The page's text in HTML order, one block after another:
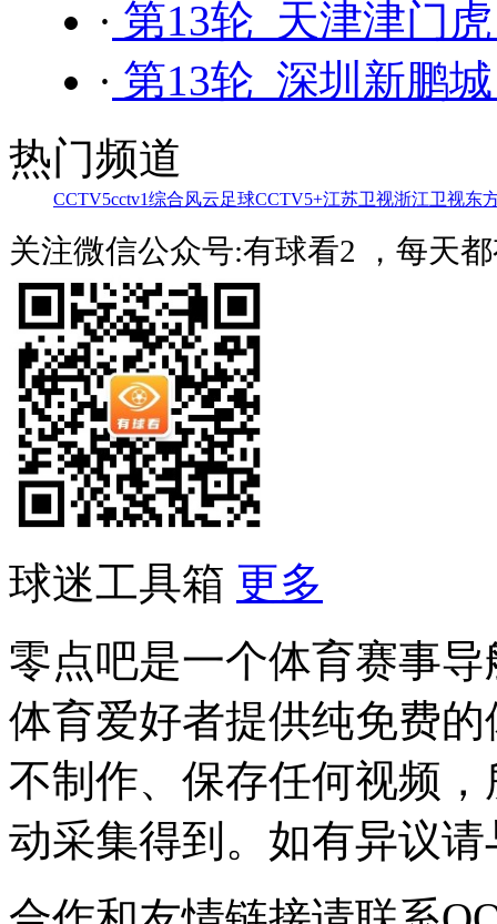
· 第13轮 天津津门
· 第13轮 深圳新鹏
热门频道
CCTV5cctv1综合风云足球CCTV5+江苏卫视浙江卫视东
关注微信公众号:有球看2 ，每天
球迷工具箱 更多
零点吧是一个体育赛事
体育爱好者提供纯免费
不制作、保存任何视频
动采集得到。如有异议